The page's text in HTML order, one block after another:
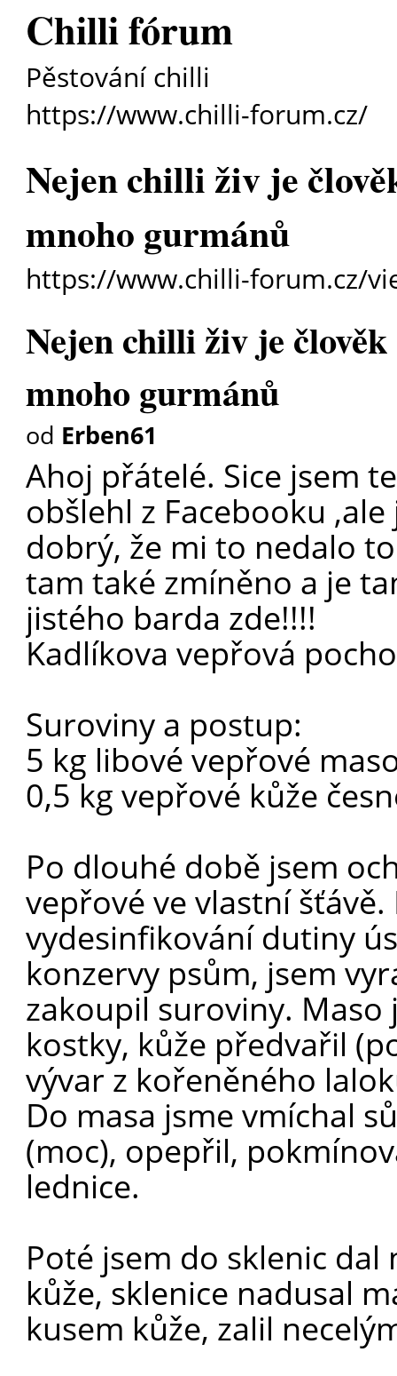
Chilli fórum
Pěstování chilli
https://www.chilli-forum.cz/
Nejen chilli živ je
mnoho gurmánů
https://www.chilli-forum.cz/
Nejen chilli živ je
mnoho gurmánů
od Erben61
Ahoj přátelé. Sice jsem
obšlehl z Facebooku
dobrý, že mi to nedalo
tam také zmíněno a je
jistého barda zde!!!!
Kadlíkova vepřová
Suroviny a postup:
5 kg libové vepřové
0,5 kg vepřové kůže
Po dlouhé době jsem
vepřové ve vlastní
vydesinfikování dutiny
konzervy psům, jsem
zakoupil suroviny.
kostky, kůže předvařil
vývar z kořeněného
Do masa jsme vmíchal
(moc), opepřil,
lednice.
Poté jsem do sklenic
kůže, sklenice nadusal
kusem kůže, zalil